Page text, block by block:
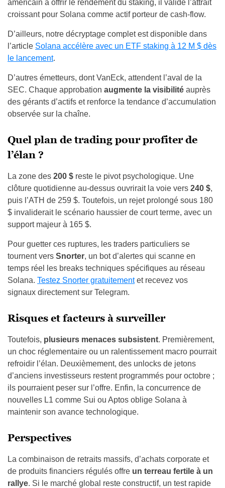
américain à offrir le rendement du staking, il valide l’attrait
croissant pour Solana comme actif porteur de cash-flow.
D’ailleurs, notre décryptage complet est disponible dans
l’article Solana accélère avec un ETF staking à 12 M $ dès
le lancement.
D’autres émetteurs, dont VanEck, attendent l’aval de la
SEC. Chaque approbation augmente la visibilité auprès
des gérants d’actifs et renforce la tendance d’accumulation
observée sur la chaîne.
Quel plan de trading pour profiter de
l’élan ?
La zone des 200 $ reste le pivot psychologique. Une
clôture quotidienne au-dessus ouvrirait la voie vers 240 $,
puis l’ATH de 259 $. Toutefois, un rejet prolongé sous 180
$ invaliderait le scénario haussier de court terme, avec un
support majeur à 165 $.
Pour guetter ces ruptures, les traders particuliers se
tournent vers Snorter, un bot d’alertes qui scanne en
temps réel les breaks techniques spécifiques au réseau
Solana. Testez Snorter gratuitementet recevez vos
signaux directement sur Telegram.
Risques et facteurs à surveiller
Toutefois, plusieurs menaces subsistent. Premièrement,
un choc réglementaire ou un ralentissement macro pourrait
refroidir l’élan. Deuxièmement, des unlocks de jetons
d’anciens investisseurs restent programmés pour octobre ;
ils pourraient peser sur l’offre. Enfin, la concurrence de
nouvelles L1 comme Sui ou Aptos oblige Solana à
maintenir son avance technologique.
Perspectives
La combinaison de retraits massifs, d’achats corporate et
de produits financiers régulés offre un terreau fertile à un
rallye. Si le marché global reste constructif, un test rapide